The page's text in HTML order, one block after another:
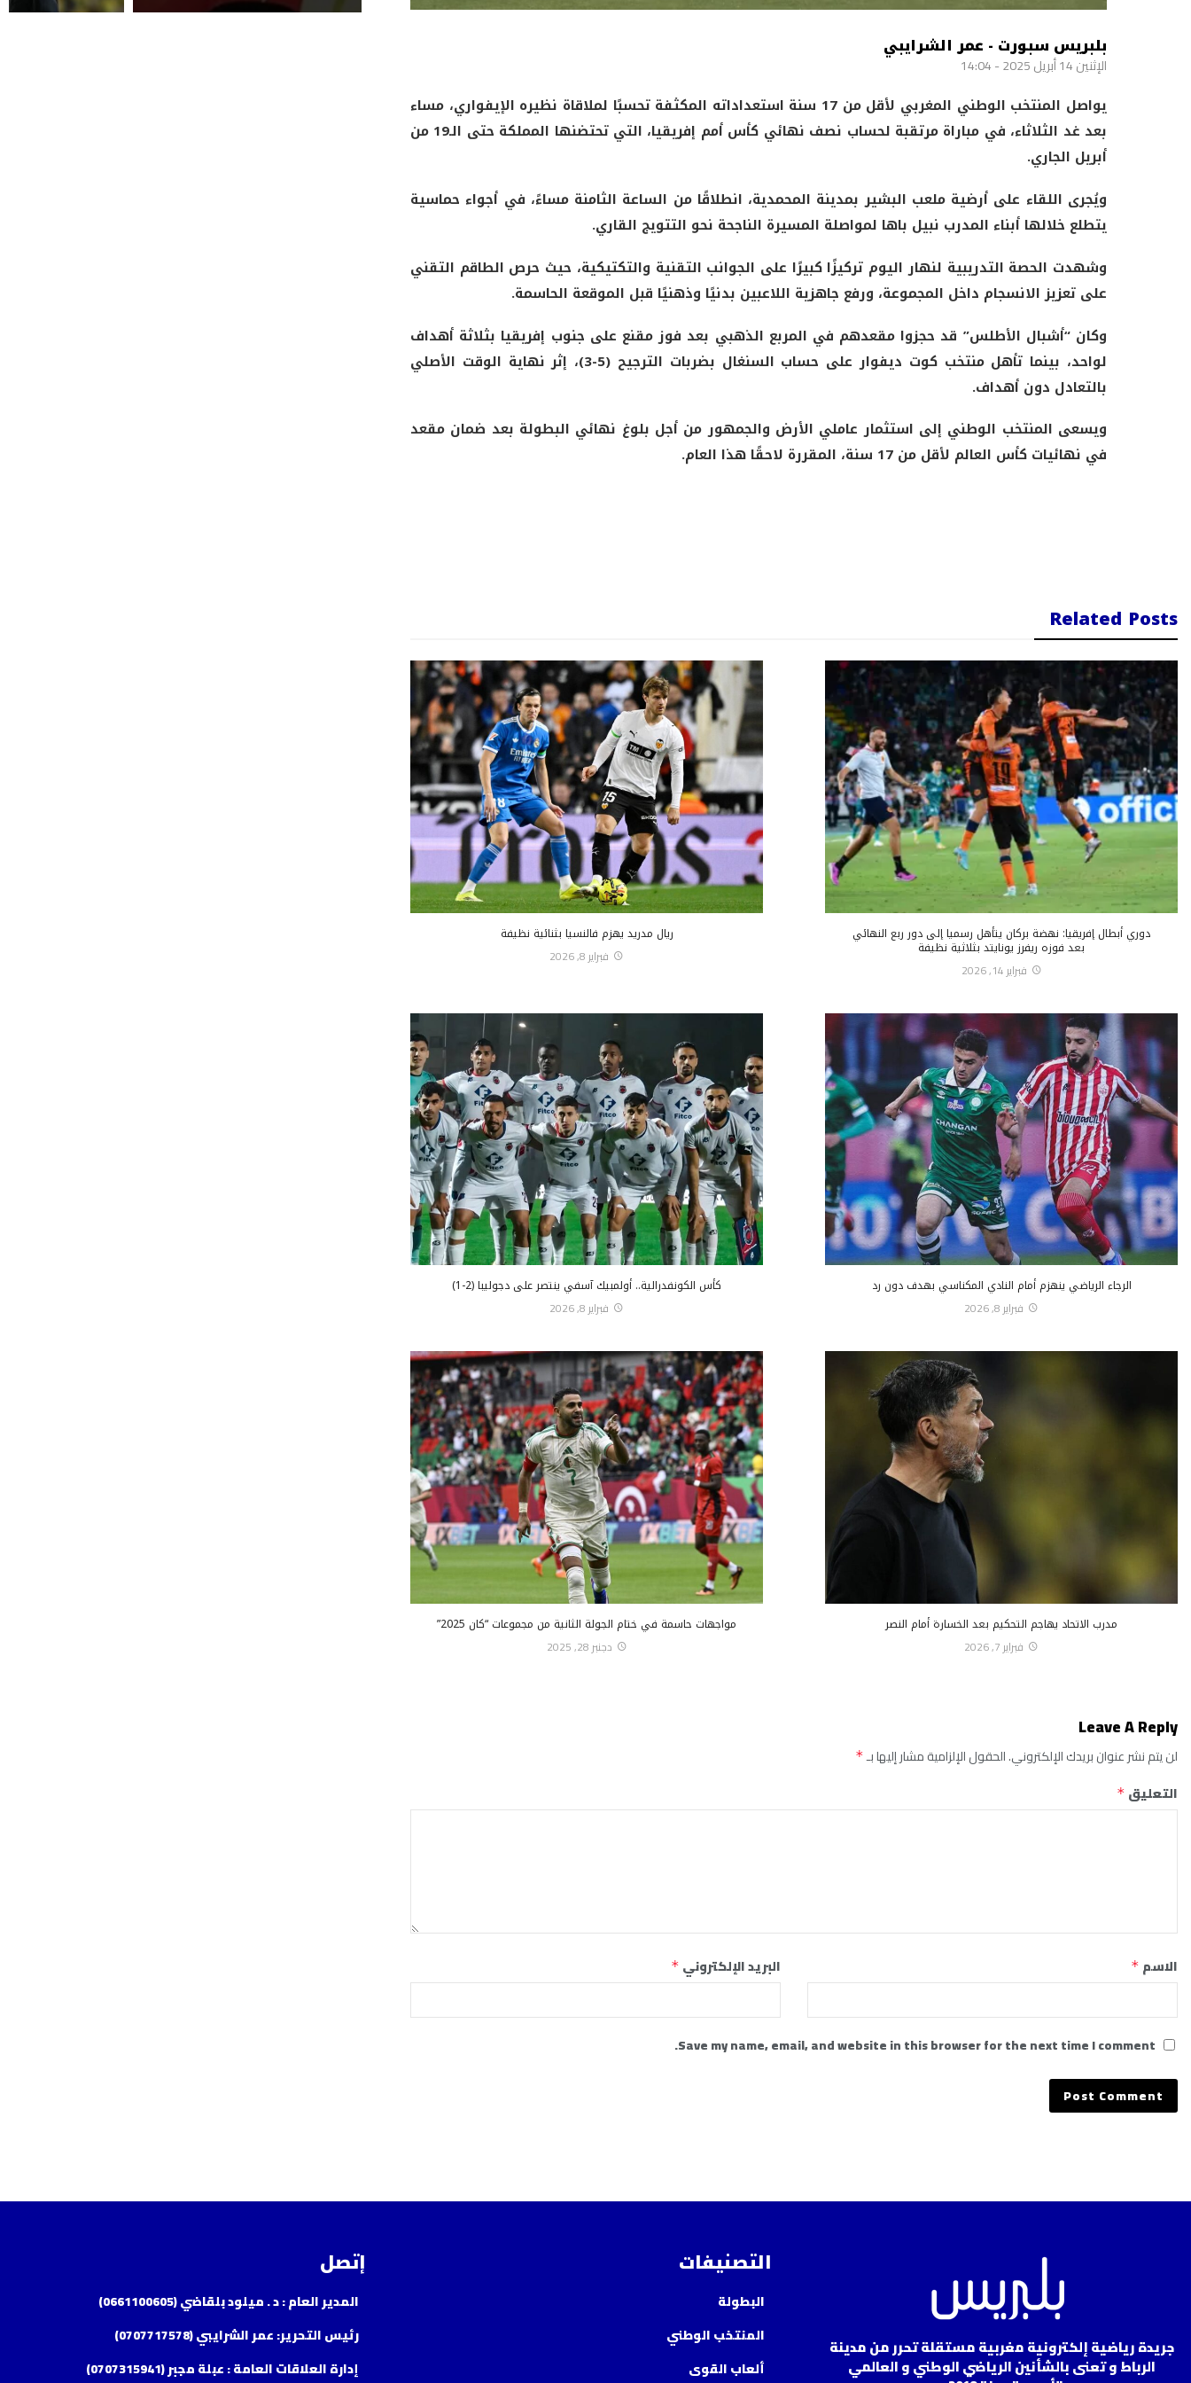
بلبريس سبورت - عمر الشرايبي
الإثنين 14 أبريل 2025 - 14:04
يواصل المنتخب الوطني المغربي لأقل من 17 سنة استعداداته المكثفة تحسبًا لملاقاة نظيره الإيفواري، مساء
بعد غد الثلاثاء، في مباراة مرتقبة لحساب نصف نهائي كأس أمم إفريقيا، التي تحتضنها المملكة حتى الـ19 من
أبريل الجاري.
ويُجرى اللقاء على أرضية ملعب البشير بمدينة المحمدية، انطلاقًا من الساعة الثامنة مساءً، في أجواء حماسية
يتطلع خلالها أبناء المدرب نبيل باها لمواصلة المسيرة الناجحة نحو التتويج القاري.
وشهدت الحصة التدريبية لنهار اليوم تركيزًا كبيرًا على الجوانب التقنية والتكتيكية، حيث حرص الطاقم التقني
على تعزيز الانسجام داخل المجموعة، ورفع جاهزية اللاعبين بدنيًا وذهنيًا قبل الموقعة الحاسمة.
وكان “أشبال الأطلس” قد حجزوا مقعدهم في المربع الذهبي بعد فوز مقنع على جنوب إفريقيا بثلاثة أهداف
لواحد، بينما تأهل منتخب كوت ديفوار على حساب السنغال بضربات الترجيح (5-3)، إثر نهاية الوقت الأصلي
بالتعادل دون أهداف.
ويسعى المنتخب الوطني إلى استثمار عاملي الأرض والجمهور من أجل بلوغ نهائي البطولة بعد ضمان مقعد
في نهائيات كأس العالم لأقل من 17 سنة، المقررة لاحقًا هذا العام.
Related Posts
دوري أبطال إفريقيا: نهضة بركان يتأهل رسميا إلى دور ربع النهائي
بعد فوزه ريفرز يونايتد بثلاثية نظيفة
فبراير 14, 2026
ريال مدريد يهزم فالنسيا بثنائية نظيفة
فبراير 8, 2026
الرجاء الرياضي ينهزم أمام النادي المكناسي بهدف دون رد
فبراير 8, 2026
كأس الكونفدرالية.. أولمبيك آسفي ينتصر على دجوليبا (2-1)
فبراير 8, 2026
مدرب الاتحاد يهاجم التحكيم بعد الخسارة أمام النصر
فبراير 7, 2026
مواجهات حاسمة في ختام الجولة الثانية من مجموعات “كان 2025”
دجنبر 28, 2025
Leave A Reply
لن يتم نشر عنوان بريدك الإلكتروني.الحقول الإلزامية مشار إليها بـ*
التعليق *
الاسم * البريد الإلكتروني *
Save my name, email, and website in this browser for the next time I comment.
جريدة رياضية إلكترونية مغربية مستقلة تحرر من مدينة
الرباط و تعنى بالشأنين الرياضي الوطني و العالمي
التصنيفات
البطولة
المنتخب الوطني
ألعاب القوى
إتصل
المدير العام : د . ميلود بلقاضي (0661100605)
رئيس التحرير: عمر الشرايبي (0707717578)
إدارة العلاقات العامة : عبلة مجبر (0707315941)